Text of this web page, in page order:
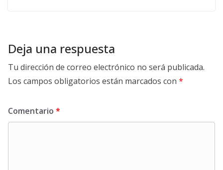
Deja una respuesta
Tu dirección de correo electrónico no será publicada.
Los campos obligatorios están marcados con *
Comentario *